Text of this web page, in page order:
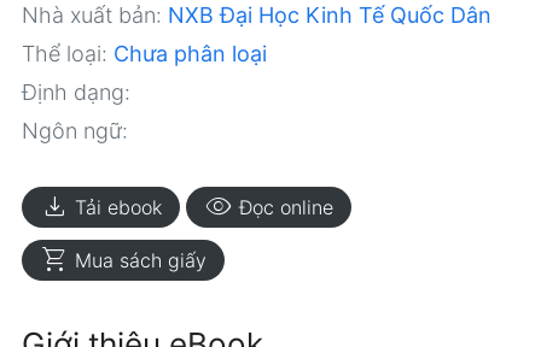
Nhà xuất bản: NXB Đại Học Kinh Tế Quốc Dân
Thể loại: Chưa phân loại
Định dạng:
Ngôn ngữ:
download Tải ebook visibility Đọc online
shopping_cart Mua sách giấy